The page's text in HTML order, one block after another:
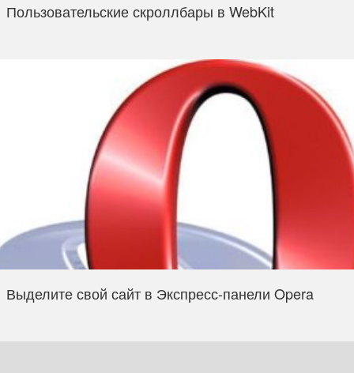
Пользовательские скроллбары в WebKit
Выделите свой сайт в Экспресс-панели Opera